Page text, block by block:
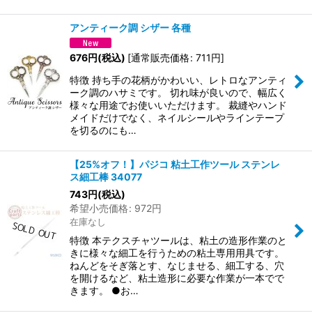
アンティーク調 シザー 各種
676円(税込) [通常販売価格: 711円]
特徴 持ち手の花柄がかわいい、レトロなアンティ
ーク調のハサミです。 切れ味が良いので、幅広く
様々な用途でお使いいただけます。 裁縫やハンド
メイドだけでなく、ネイルシールやラインテープ
を切るのにも…
【25%オフ！】パジコ 粘土工作ツール ステンレ
ス細工棒 34077
743円(税込)
希望小売価格: 972円
在庫なし
特徴 本テクスチャツールは、粘土の造形作業のと
きに様々な細工を行うための粘土専用用具です。
ねんどをそぎ落とす、なじませる、細工する、穴
を開けるなど、粘土造形に必要な作業が一本でで
きます。 ●お…